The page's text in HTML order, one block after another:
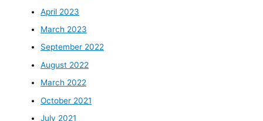
April 2023
March 2023
September 2022
August 2022
March 2022
October 2021
July 2021